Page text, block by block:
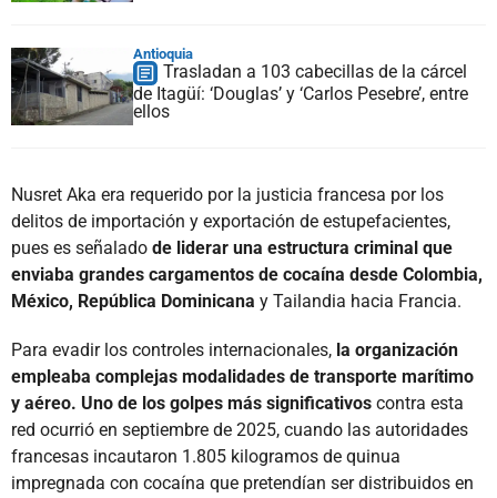
Antioquia
Trasladan a 103 cabecillas de la cárcel
de Itagüí: ‘Douglas’ y ‘Carlos Pesebre’, entre
ellos
Nusret Aka era requerido por la justicia francesa por los
delitos de importación y exportación de estupefacientes,
pues es señalado de liderar una estructura criminal que
enviaba grandes cargamentos de cocaína desde Colombia,
México, República Dominicana y Tailandia hacia Francia.
Para evadir los controles internacionales, la organización
empleaba complejas modalidades de transporte marítimo
y aéreo. Uno de los golpes más significativos contra esta
red ocurrió en septiembre de 2025, cuando las autoridades
francesas incautaron 1.805 kilogramos de quinua
impregnada con cocaína que pretendían ser distribuidos en